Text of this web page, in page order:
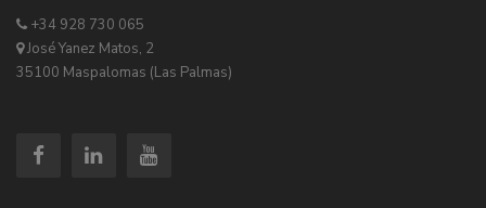
+34 928 730 065
José Yanez Matos, 2
35100 Maspalomas (Las Palmas)